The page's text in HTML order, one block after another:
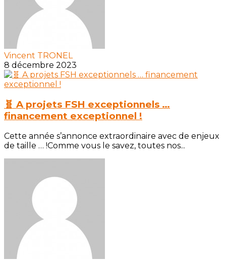
Vincent TRONEL
8 décembre 2023
🧬 A projets FSH exceptionnels …
financement exceptionnel !
Cette année s’annonce extraordinaire avec de enjeux
de taille … !Comme vous le savez, toutes nos...